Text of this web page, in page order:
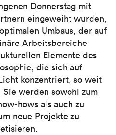
Donnerstag mit
eingeweiht wurden,
Umbaus, der auf
Arbeitsbereiche
Elemente des
die sich auf
konzentriert, so weit
werden sowohl zum
hows als auch zu
neue Projekte zu